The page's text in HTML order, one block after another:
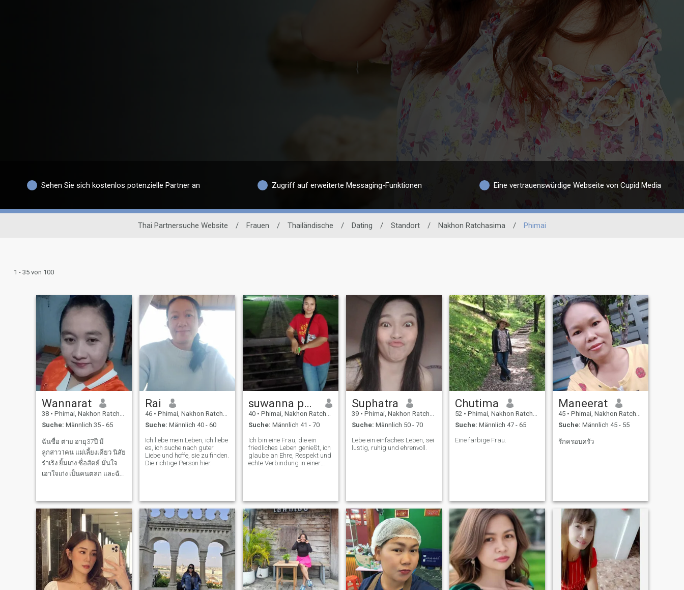
Sehen Sie sich kostenlos potenzielle Partner an Zugriff auf erweiterte Messaging-Funktionen Eine vertrauenswürdige Webseite von Cupid Media
Thai Partnersuche Website / Frauen / Thailändische / Dating / Standort / Nakhon Ratchasima / Phimai
1 - 35 von 100
Wannarat
38 • Phimai, Nakhon Ratchasima, Thailand
Suche: Männlich 35 - 65
ฉันชื่อ ต่าย อายุ37ปี มี
ลูกสาว1คน แม่เลี้ยงเดียว นิสัย
ร่าเริง ยิ้มเก่ง ซื่อสัตย์ มั่นใจ
เอาใจเก่ง เป็นคนตลก และฉัน
เพลง และฉันกำลังมองหา
ผู้ชายที่สุภาพ ยิ้มเก่ง อบอุ่น
และรักครอบครัว อยากได้
ความสัมพันธ์แบบจ
Rai
46 • Phimai, Nakhon Ratchasima, Thailand
Suche: Männlich 40 - 60
Ich liebe mein Leben, ich liebe
es, ich suche nach guter
Liebe und hoffe, sie zu finden.
Die richtige Person hier.
suwanna pumpuk
40 • Phimai, Nakhon Ratchasima, Thailand
Suche: Männlich 41 - 70
Ich bin eine Frau, die ein
friedliches Leben genießt, ich
glaube an Ehre, Respekt und
echte Verbindung in einer
voller Seele. Wenn Sie sich für
eine wachsende Gruppe von
Freunden interessieren,
sollten Sie mehr über die
verschiedenen Arten von
Spielen erfahren können.
Wenn Sie sich für eine
wachsende Gruppe von
Freunden interessieren,
sollten Sie in der Lage sein,
mehr über das Spiel zu
erfahren.
Suphatra
39 • Phimai, Nakhon Ratchasima, Thailand
Suche: Männlich 50 - 70
Lebe ein einfaches Leben, sei
lustig, ruhig und ehrenvoll.
Chutima
52 • Phimai, Nakhon Ratchasima, Thailand
Suche: Männlich 47 - 65
Eine farbige Frau.
Maneerat
45 • Phimai, Nakhon Ratchasima, Thailand
Suche: Männlich 45 - 55
รักครอบครัว